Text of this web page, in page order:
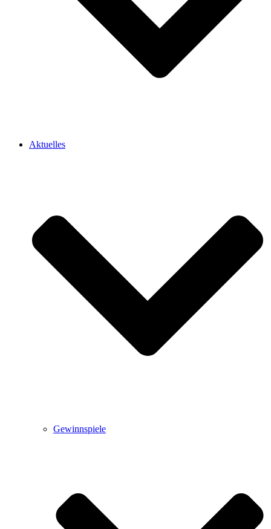
Aktuelles
Gewinnspiele